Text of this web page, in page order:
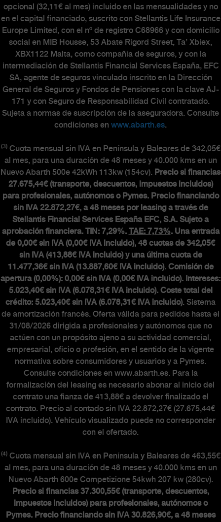
opcional (32,11€ al mes) incluido en las mensualidades y no
en el capital financiado, suscrito con Stellantis Life Insurance
Europe Limited, con el nº de registro C68966 y con domicilio
social en MIB Housse, 53 Abate Rigord Street, Ta’ Xbiex,
XBX1122 Malta, como compañía de seguros, y con la
intermediación de Stellantis Financial Services España, EFC
SA, agente de seguros vinculado inscrito en la Dirección
General de Seguros y Fondos de Pensiones con la clave AJ-
171 y con Seguro de Responsabilidad Civil contratado.
Sujeta a normas de suscripción de la aseguradora. Consulte
condiciones en www.abarth.es.
(3)Cuota mensual sin IVA en Península y Baleares de 342,05€
al mes, para una duración de 48 meses y 40.000 kms en un
Nuevo Abarth 500e 42kWh 113kw (154cv). Precio si financias
27.675,44€ (transporte, descuentos, impuestos incluidos)
para profesionales, autónomos o Pymes. Precio financiando
sin IVA 22.872,27€, a 48 meses por leasing a través de
Stellantis Financial Services España EFC, S.A. Sujeto a
aprobación financiera. TIN: 7,29%. TAE: 7,73%. Una entrada
de 0,00€ sin IVA (0,00€ IVA incluido), 48 cuotas de 342,05€
sin IVA (413,88€ IVA incluido) y una última cuota de
11.477,36€ sin IVA (13.887,60€ IVA incluido). Comisión de
apertura (0,00%): 0,00€ sin IVA (0,00€ IVA incluido). Intereses:
5.023,40€ sin IVA (6.078,31€ IVA incluido). Coste total del
crédito: 5.023,40€ sin IVA (6.078,31€ IVA incluido). Sistema
de amortización francés. Oferta válida para pedidos hasta el
31/08/2026 dirigida a profesionales y autónomos que no
actúen con un propósito ajeno a su actividad comercial,
empresarial, oficio o profesión, en el sentido de la vigente
normativa sobre consumidores y usuarios y a Pymes.
Consulte condiciones en www.abarth.es. Para la
formalización del leasing es necesario abonar al inicio del
contrato una fianza de 413,88€ a devolver finalizado el
contrato. Precio al contado sin IVA 22.872,27€ (27.675,44€
IVA incluido). Vehículo visualizado puede no corresponder
con el ofertado.
(4)Cuota mensual sin IVA en Península y Baleares de 463,55€
al mes, para una duración de 48 meses y 40.000 kms en un
Nuevo Abarth 600e Competizione 54kwh 207 kw (280cv).
Precio si financias 37.300,55€ (transporte, descuentos,
impuestos incluidos) para profesionales, autónomos o
Pymes. Precio financiando sin IVA 30.826,90€, a 48 meses